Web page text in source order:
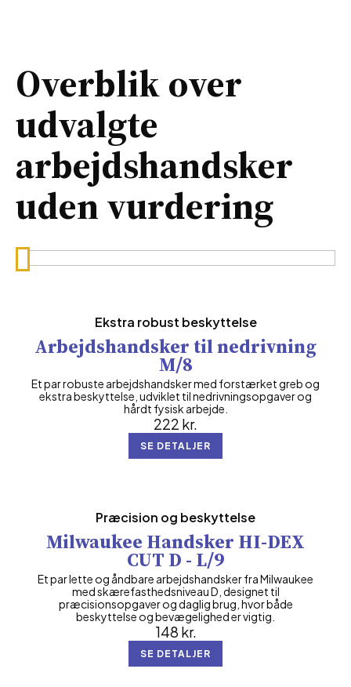
Overblik over
udvalgte
arbejdshandsker
uden vurdering
Ekstra robust beskyttelse
Arbejdshandsker til nedrivning
M/8
Et par robuste arbejdshandsker med forstærket greb og
ekstra beskyttelse, udviklet til nedrivningsopgaver og
hårdt fysisk arbejde.
222 kr.
SE DETALJER
Præcision og beskyttelse
Milwaukee Handsker HI-DEX
CUT D - L/9
Et par lette og åndbare arbejdshandsker fra Milwaukee
med skærefasthedsniveau D, designet til
præcisionsopgaver og daglig brug, hvor både
beskyttelse og bevægelighed er vigtig.
148 kr.
SE DETALJER